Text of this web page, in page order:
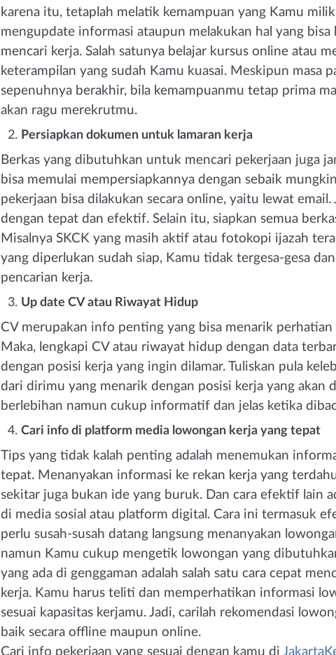
karena itu, tetaplah melatik kemampuan yang Kamu
mengupdate informasi ataupun melakukan hal yang
mencari kerja. Salah satunya belajar kursus online atau
keterampilan yang sudah Kamu kuasai. Meskipun masa
sepenuhnya berakhir, bila kemampuanmu tetap prima
akan ragu merekrutmu.
Persiapkan dokumen untuk lamaran kerja
Berkas yang dibutuhkan untuk mencari pekerjaan juga
bisa memulai mempersiapkannya dengan sebaik
pekerjaan bisa dilakukan secara online, yaitu lewat email.
dengan tepat dan efektif. Selain itu, siapkan semua
Misalnya SKCK yang masih aktif atau fotokopi ijazah
yang diperlukan sudah siap, Kamu tidak tergesa-gesa
pencarian kerja.
Up date CV atau Riwayat Hidup
CV merupakan info penting yang bisa menarik
Maka, lengkapi CV atau riwayat hidup dengan data
dengan posisi kerja yang ingin dilamar. Tuliskan pula
dari dirimu yang menarik dengan posisi kerja yang akan
berlebihan namun cukup informatif dan jelas ketika
Cari info di platform media lowongan kerja yang tepat
Tips yang tidak kalah penting adalah menemukan
tepat. Menanyakan informasi ke rekan kerja yang
sekitar juga bukan ide yang buruk. Dan cara efektif lain
di media sosial atau platform digital. Cara ini termasuk
perlu susah-susah datang langsung menanyakan
namun Kamu cukup mengetik lowongan yang
yang ada di genggaman adalah salah satu cara cepat
kerja. Kamu harus teliti dan memperhatikan informasi
sesuai kapasitas kerjamu. Jadi, carilah rekomendasi
baik secara offline maupun online.
Cari info pekerjaan yang sesuai dengan kamu di